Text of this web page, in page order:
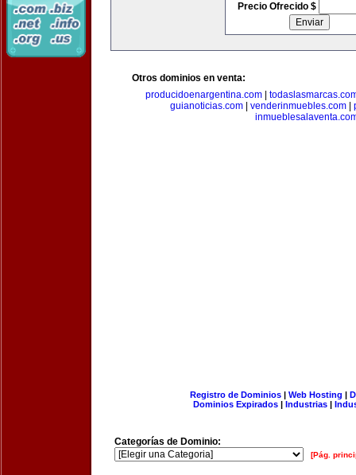
Precio Ofrecido $
Otros dominios en venta:
producidoenargentina.com|
guianoticias.com| venderinmuebles.com|
Registro de Dominios| Web Hosting |
Dominios Expirados | Industrias |
Categorías de Dominio:
[Pág.